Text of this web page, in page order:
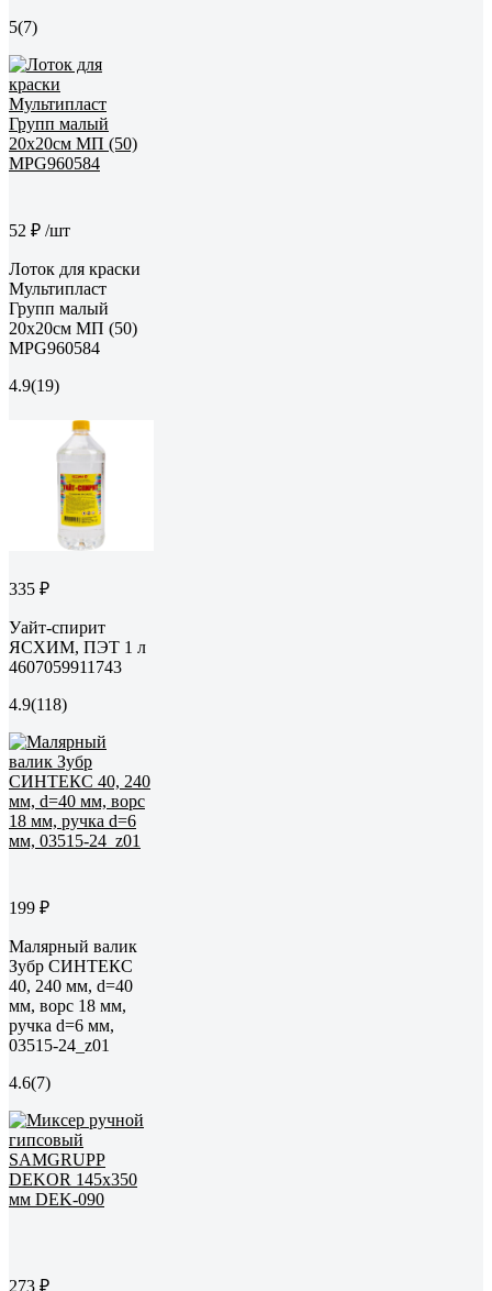
5(7)
52 ₽ /шт
Лоток для краски
Мультипласт
Групп малый
20х20см МП (50)
MPG960584
4.9(19)
335 ₽
Уайт-спирит
ЯСХИМ, ПЭТ 1 л
4607059911743
4.9(118)
199 ₽
Малярный валик
Зубр СИНТЕКС
40, 240 мм, d=40
мм, ворс 18 мм,
ручка d=6 мм,
03515-24_z01
4.6(7)
273 ₽